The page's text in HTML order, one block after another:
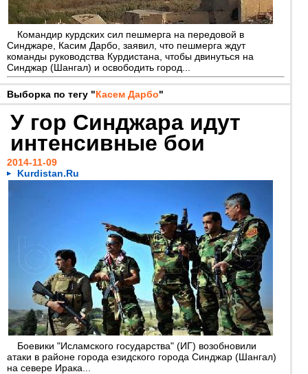
Командир курдских сил пешмерга на передовой в
Синджаре, Касим Дарбо, заявил, что пешмерга ждут
команды руководства Курдистана, чтобы двинуться на
Синджар (Шангал) и освободить город...
Выборка по тегу "Касем Дарбо"
У гор Синджара идут
интенсивные бои
2014-11-09
Kurdistan.Ru
Боевики "Исламского государства" (ИГ) возобновили
атаки в районе города езидского города Синджар (Шангал)
на севере Ирака...